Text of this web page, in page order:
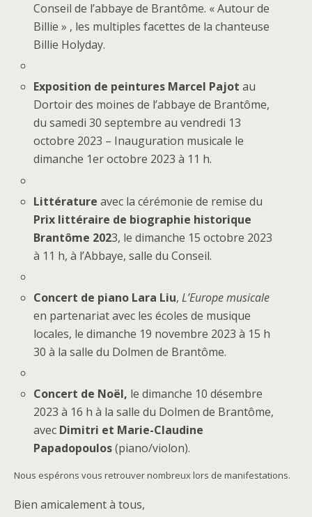
Conseil de l’abbaye de Brantôme. « Autour de
Billie » , les multiples facettes de la chanteuse
Billie Holyday.
Exposition de peintures Marcel Pajot au
Dortoir des moines de l’abbaye de Brantôme,
du samedi 30 septembre au vendredi 13
octobre 2023 – Inauguration musicale le
dimanche 1er octobre 2023 à 11 h.
Littérature avec la cérémonie de remise du
Prix littéraire de biographie historique
Brantôme 2023, le dimanche 15 octobre 2023
à 11 h, à l’Abbaye, salle du Conseil.
Concert de piano Lara Liu,L’Europe musicale
en partenariat avec les écoles de musique
locales, le dimanche 19 novembre 2023 à 15 h
30 à la salle du Dolmen de Brantôme.
Concert de Noël, le dimanche 10 désembre
2023 à 16 h à la salle du Dolmen de Brantôme,
avec Dimitri et Marie-Claudine
Papadopoulos(piano/violon).
Nous espérons vous retrouver nombreux lors de manifestations.
Bien amicalement à tous,